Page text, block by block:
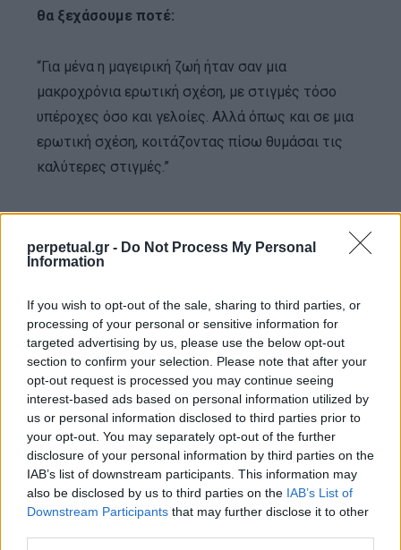
perpetual.gr - Do Not Process My Personal
Information
If you wish to opt-out of the sale, sharing to third parties, or
processing of your personal or sensitive information for
targeted advertising by us, please use the below opt-out
section to confirm your selection. Please note that after your
opt-out request is processed you may continue seeing
interest-based ads based on personal information utilized by
us or personal information disclosed to third parties prior to
your opt-out. You may separately opt-out of the further
disclosure of your personal information by third parties on the
IAB’s list of downstream participants. This information may
also be disclosed by us to third parties on the IAB’s List of
Downstream Participants that may further disclose it to other
θα ξεχάσουμε ποτέ:
“Για μένα η μαγειρική ζωή ήταν σαν μια
μακροχρόνια ερωτική σχέση, με στιγμές τόσο
υπέροχες όσο και γελοίες. Αλλά όπως και σε μια
ερωτική σχέση, κοιτάζοντας πίσω θυμάσαι τις
καλύτερες στιγμές.”
“Το φαγητό μπορεί να μην είναι η απάντηση στην
Παγκόσμια Ειρήνη, αλλά είναι μια αρχή.”
τα πάντα μία φορά.”
“Δεν χρειάζεται να συμφωνώ μαζί σου για να σε
συμπαθώ ή να σε σεβαστώ.”
“Δεν φοβάμαι να δείχνω ηλίθιος.”
“Το πιο αηδιαστικό πράγμα που έχω φάει στη ζωή